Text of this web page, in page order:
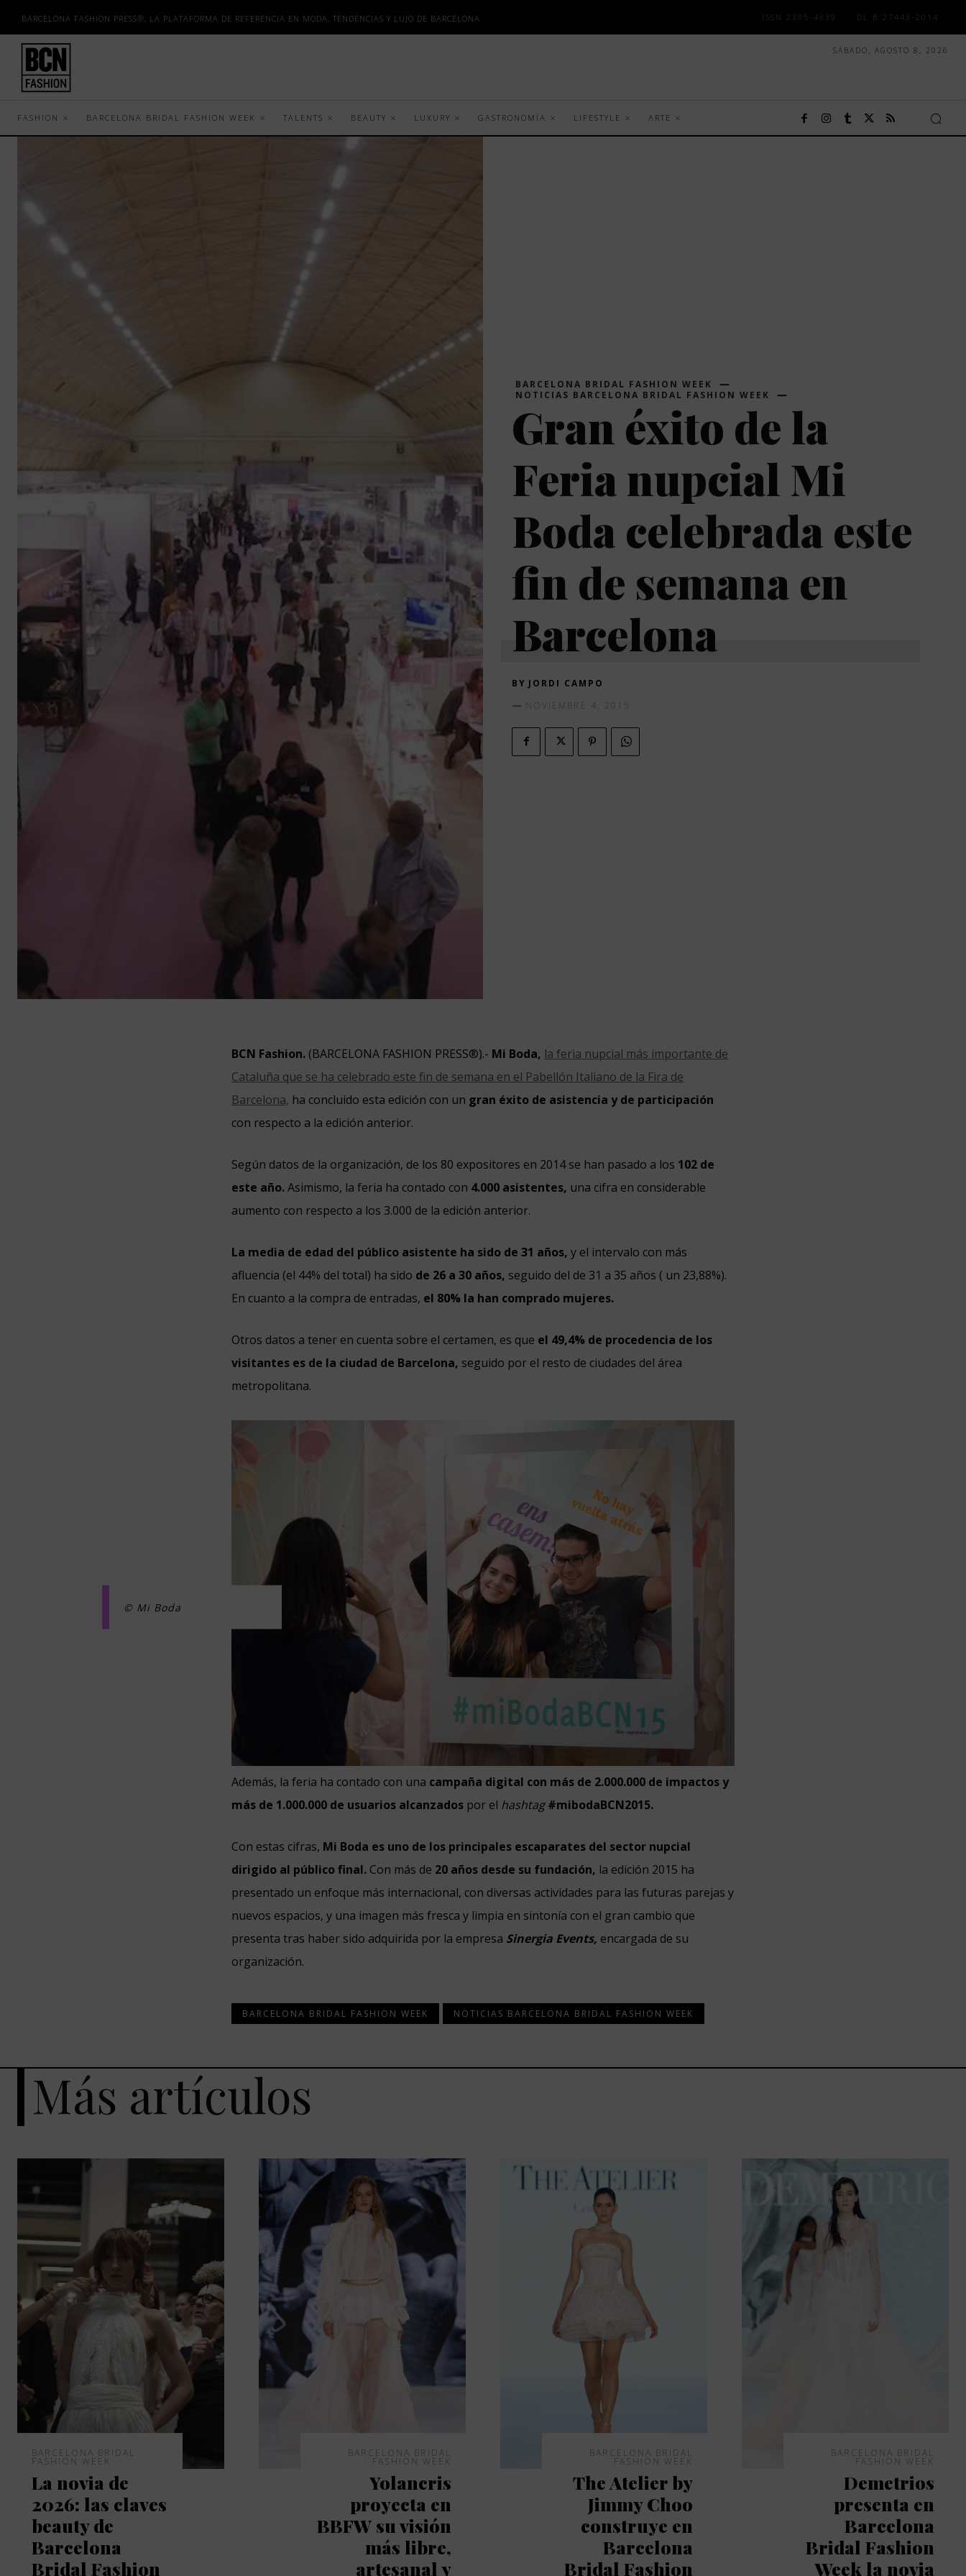
BARCELONA FASHION PRESS®, LA PLATAFORMA DE REFERENCIA EN MODA, TENDENCIAS Y LUJO DE BARCELONA ISSN 2385-4839 DL B 27443-2014
SÁBADO, AGOSTO 8, 2026
FASHION BARCELONA BRIDAL FASHION WEEK TALENTS BEAUTY LUXURY GASTRONOMÍA LIFESTYLE ARTE
BARCELONA BRIDAL FASHION WEEK
NOTICIAS BARCELONA BRIDAL FASHION WEEK
Gran éxito de la
Feria nupcial Mi
Boda celebrada este
fin de semana en
Barcelona
BY JORDI CAMPO
NOVIEMBRE 4, 2015
BCN Fashion. (BARCELONA FASHION PRESS®).- Mi Boda, la feria nupcial más importante de
Cataluña que se ha celebrado este fin de semana en el Pabellón Italiano de la Fira de
Barcelona, ha concluido esta edición con un gran éxito de asistencia y de participación
con respecto a la edición anterior.
Según datos de la organización, de los 80 expositores en 2014 se han pasado a los 102 de
este año.Asimismo, la feria ha contado con 4.000 asistentes, una cifra en considerable
aumento con respecto a los 3.000 de la edición anterior.
La media de edad del público asistente ha sido de 31 años, y el intervalo con más
afluencia (el 44% del total) ha sido de 26 a 30 años, seguido del de 31 a 35 años ( un 23,88%).
En cuanto a la compra de entradas, el 80% la han comprado mujeres.
Otros datos a tener en cuenta sobre el certamen, es que el 49,4% de procedencia de los
visitantes es de la ciudad de Barcelona, seguido por el resto de ciudades del área
metropolitana.
© Mi Boda
Además, la feria ha contado con una campaña digital con más de 2.000.000 de impactos y
más de 1.000.000 de usuarios alcanzados por el hashtag #mibodaBCN2015.
Con estas cifras, Mi Boda es uno de los principales escaparates del sector nupcial
dirigido al público final. Con más de 20 años desde su fundación, la edición 2015 ha
presentado un enfoque más internacional, con diversas actividades para las futuras parejas y
nuevos espacios, y una imagen más fresca y limpia en sintonía con el gran cambio que
presenta tras haber sido adquirida por la empresa Sinergia Events, encargada de su
organización.
BARCELONA BRIDAL FASHION WEEK NOTICIAS BARCELONA BRIDAL FASHION WEEK
Más artículos
BARCELONA BRIDAL
FASHION WEEK
La novia de
2026: las claves
beauty de
Barcelona
Bridal Fashion
BARCELONA BRIDAL
FASHION WEEK
Yolancris
proyecta en
BBFW su visión
más libre,
artesanal y
BARCELONA BRIDAL
FASHION WEEK
The Atelier by
Jimmy Choo
construye en
Barcelona
Bridal Fashion
BARCELONA BRIDAL
FASHION WEEK
Demetrios
presenta en
Barcelona
Bridal Fashion
Week la novia